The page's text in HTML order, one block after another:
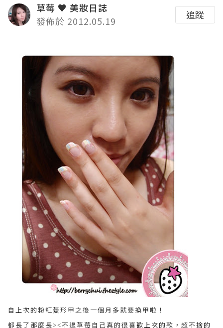
草莓 ♥ 美妝日誌
發佈於 2012.05.19
追蹤
自上次的粉紅菱形甲之後一個月多就要換甲啦！
都長了那麼長><不過草莓自己真的很喜歡上次的款，超不捨的